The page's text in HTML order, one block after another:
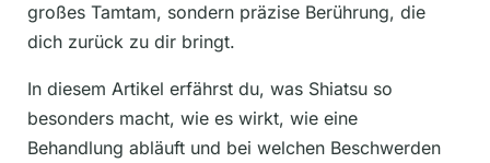
großes Tamtam, sondern präzise Berührung, die
dich zurück zu dir bringt.
In diesem Artikel erfährst du, was Shiatsu so
besonders macht, wie es wirkt, wie eine
Behandlung abläuft und bei welchen Beschwerden